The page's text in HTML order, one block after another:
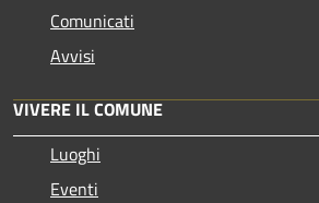
Comunicati
Avvisi
VIVERE IL COMUNE
Luoghi
Eventi